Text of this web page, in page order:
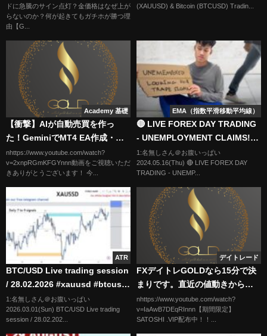
勝つ理由【GLD/ゴルプラ/ゴルナ
ス/】
ドに急騰のサイン点灯？金価格はなぜ上が
らないのか？何が起きてもガチホが勝つ理
由【G...
2026
(XAUUSD) & Bitcoin (BTCUSD) Tradin...
Academy 基礎
【衝撃】AIが自動売買を作っ
た！GeminiでMT4 EA作成・導
入まで完全解説【プログラミン
グ不要】
nhttps://www.youtube.com/watch?
v=2xnpRGmKFGYnnn動画をご視聴いただ
きありがとうございます！ 今...
EMA（指数平滑移動平均線）
🔴 LIVE FOREX DAY TRADING
- UNEMPLOYMENT CLAIMS!
May 16, 2024 ( XAU USD &
GBP JPY )
1:名無しさん＠お腹いっぱい
2024.05.16(Thu) 🔴 LIVE FOREX DAY
TRADING - UNEMP...
ATR
BTC/USD Live trading session
/ 28.02.2026 #xauusd #btcusd
#gold #forex #nfp #cpi
#stocks
1:名無しさん＠お腹いっぱい
2026.03.01(Sun) BTC/USD Live trading
session / 28.02.202...
デイトレード
FXデイトレGOLDなら15分で決
まりです。直近の値動きから今
日の動きを予測する【投資家プ
ロジェクト億り人さとし】
nhttps://www.youtube.com/watch?
v=IaAwB7DEqRInnn【期間限定】
SATOSHI .VIP配布中！！...